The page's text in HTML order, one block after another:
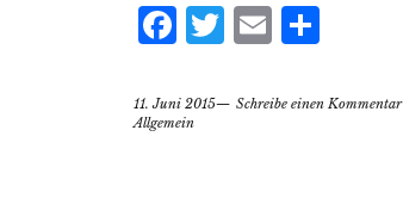
Facebook
Twitter
Email
11. Juni 2015
Schreibe einen Kommentar
Allgemein